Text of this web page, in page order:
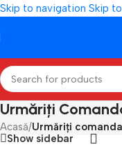
Skip to navigation Skip
Urmăriți
Acasă/Urmăriți
Show sidebar